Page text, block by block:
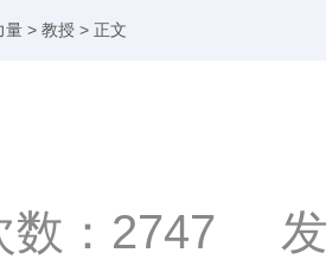
量 > 教授 > 正文
： 2747 发